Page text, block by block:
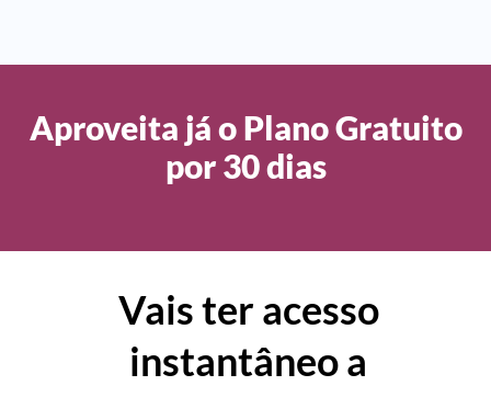
Aproveita já o Plano Gratuito
por 30 dias
Vais ter acesso
instantâneo a